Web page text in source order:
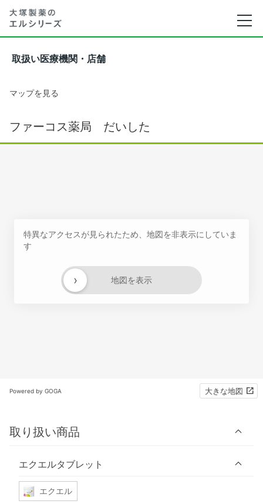
取扱い医療機関・店舗
マップを見る
ファーコス薬局 だいした
特異なアクセスが見られたため、地図を非表示にしていま
す
地図を表示
›
Powered by GOGA 大きな地図
取り扱い商品
エクエルタブレット
エクエル